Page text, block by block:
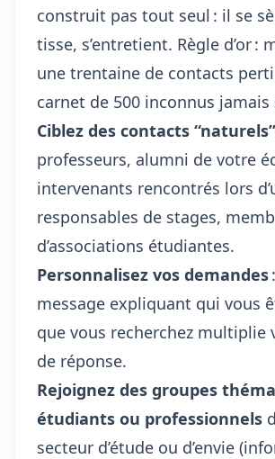
construit pas tout seul : il se
tisse, s’entretient. Règle d’or :
une trentaine de contacts
carnet de 500 inconnus
Ciblez des contacts “naturels”
professeurs, alumni de votre
intervenants rencontrés lors
responsables de stages,
d’associations étudiantes.
Personnalisez vos demandes
message expliquant qui vous
que vous recherchez multiplie
de réponse.
Rejoignez des groupes
étudiants ou professionnels
secteur d’étude ou d’envie